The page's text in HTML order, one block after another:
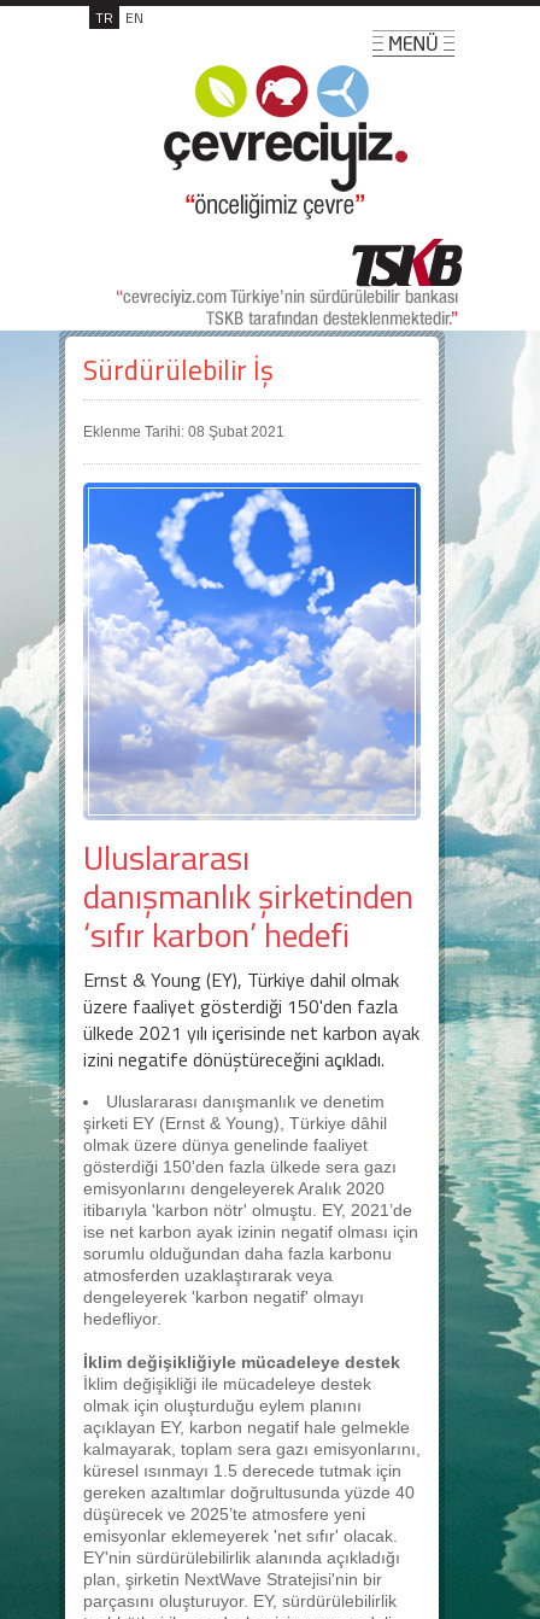
TR EN
Sürdürülebilir İş
Eklenme Tarihi: 08 Şubat 2021
Uluslararası
danışmanlık şirketinden
‘sıfır karbon’ hedefi
Ernst & Young (EY), Türkiye dahil olmak
üzere faaliyet gösterdiği 150'den fazla
ülkede 2021 yılı içerisinde net karbon ayak
izini negatife dönüştüreceğini açıkladı.
Uluslararası danışmanlık ve denetim
şirketi EY (Ernst & Young), Türkiye dâhil
olmak üzere dünya genelinde faaliyet
gösterdiği 150'den fazla ülkede sera gazı
emisyonlarını dengeleyerek Aralık 2020
itibarıyla 'karbon nötr' olmuştu. EY, 2021’de
ise net karbon ayak izinin negatif olması için
sorumlu olduğundan daha fazla karbonu
atmosferden uzaklaştırarak veya
dengeleyerek 'karbon negatif' olmayı
hedefliyor.
İklim değişikliğiyle mücadeleye destek
İklim değişikliği ile mücadeleye destek
olmak için oluşturduğu eylem planını
açıklayan EY, karbon negatif hale gelmekle
kalmayarak, toplam sera gazı emisyonlarını,
küresel ısınmayı 1.5 derecede tutmak için
gereken azaltımlar doğrultusunda yüzde 40
düşürecek ve 2025’te atmosfere yeni
emisyonlar eklemeyerek 'net sıfır' olacak.
EY'nin sürdürülebilirlik alanında açıkladığı
plan, şirketin NextWave Stratejisi'nin bir
parçasını oluşturuyor. EY, sürdürülebilirlik